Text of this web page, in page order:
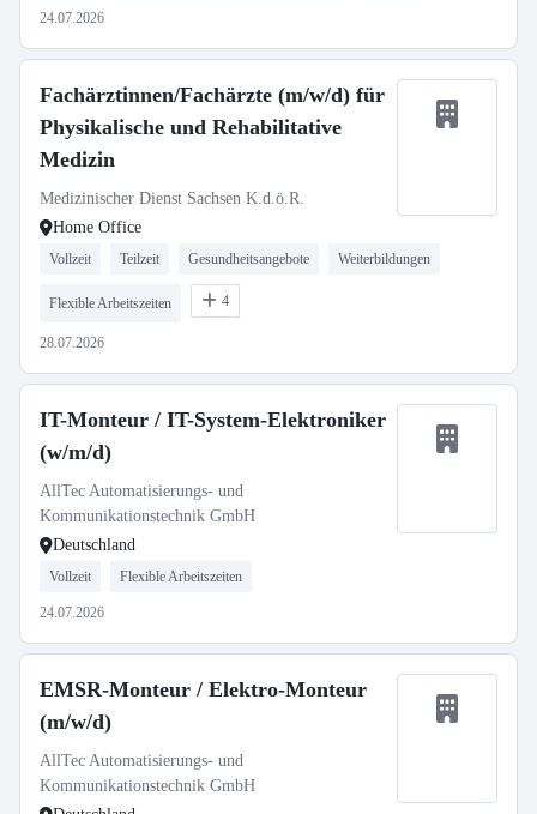
24.07.2026
Fachärztinnen/Fachärzte (m/w/d) für
Physikalische und Rehabilitative
Medizin
Medizinischer Dienst Sachsen K.d.ö.R.
Home Office
Vollzeit Teilzeit Gesundheitsangebote Weiterbildungen
Flexible Arbeitszeiten 4
28.07.2026
IT-Monteur / IT-System-Elektroniker
(w/m/d)
AllTec Automatisierungs- und
Kommunikationstechnik GmbH
Deutschland
Vollzeit Flexible Arbeitszeiten
24.07.2026
EMSR-Monteur / Elektro-Monteur
(m/w/d)
AllTec Automatisierungs- und
Kommunikationstechnik GmbH